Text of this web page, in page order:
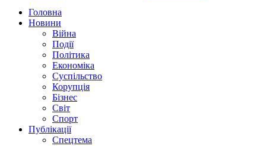
Головна
Новини
Війна
Події
Політика
Економіка
Суспільство
Корупція
Бізнес
Світ
Спорт
Публікації
Спецтема